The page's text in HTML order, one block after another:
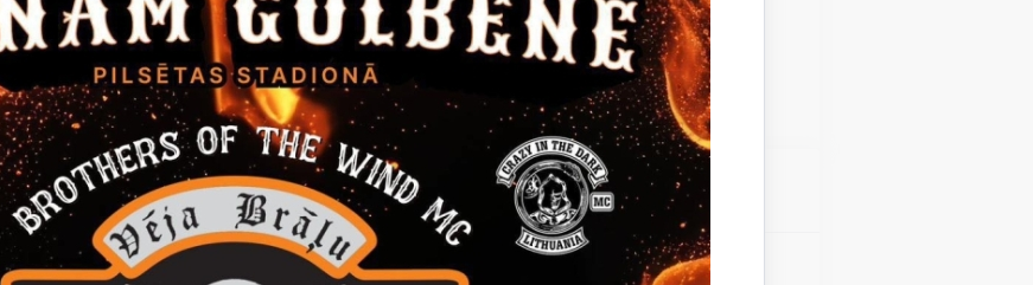
Ieeja 5 EUR
Kino
Datums
24. marts, 2022
Laiks
12.00
Atrašanās vieta
Gulbenes kultūras centrs
Gulbenes novada skolēnu Teātra diena